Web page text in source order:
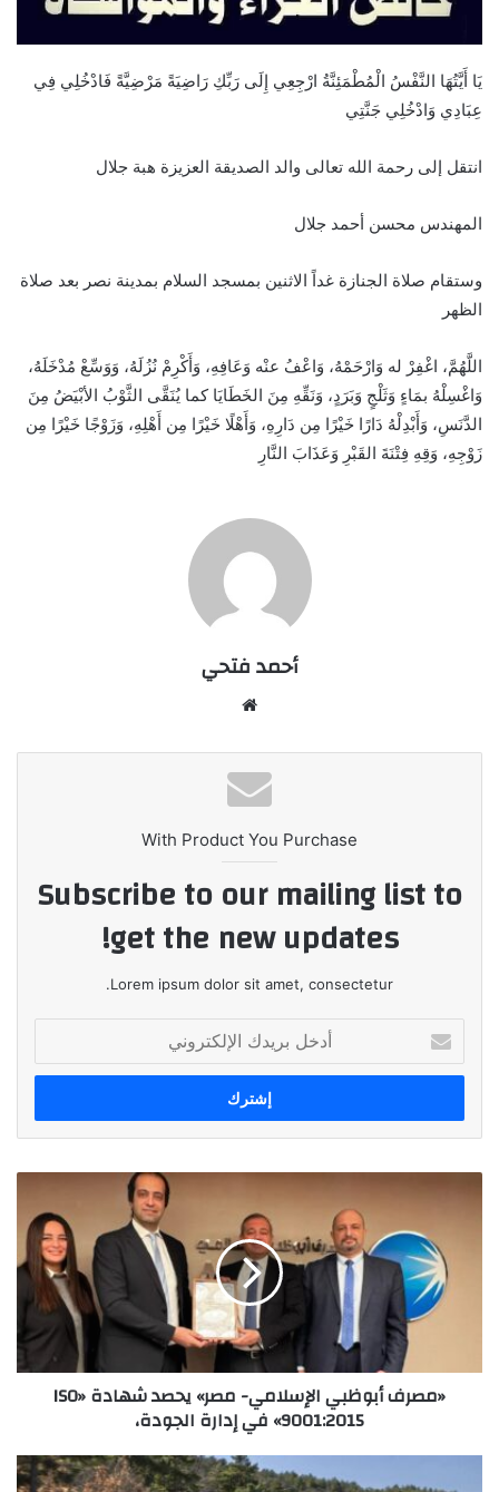
يَا أَيَّتُهَا النَّفْسُ الْمُطْمَئِنَّةُ ارْجِعِي إِلَى رَبِّكِ رَاضِيَةً مَرْضِيَّةً فَادْخُلِي فِي
عِبَادِي وَادْخُلِي جَنَّتِي
انتقل إلى رحمة الله تعالى والد الصديقة العزيزة هبة جلال
المهندس محسن أحمد جلال
وستقام صلاة الجنازة غداً الاثنين بمسجد السلام بمدينة نصر بعد صلاة
الظهر
اللَّهُمَّ، اغْفِرْ له وَارْحَمْهُ، وَاعْفُ عنْه وَعَافِهِ، وَأَكْرِمْ نُزُلَهُ، وَوَسِّعْ مُدْخَلَهُ،
وَاغْسِلْهُ بمَاءٍ وَثَلْجٍ وَبَرَدٍ، وَنَقِّهِ مِنَ الخَطَايَا كما يُنَقَّى الثَّوْبُ الأبْيَضُ مِنَ
الدَّنَسِ، وَأَبْدِلْهُ دَارًا خَيْرًا مِن دَارِهِ، وَأَهْلًا خَيْرًا مِن أَهْلِهِ، وَزَوْجًا خَيْرًا مِن
زَوْجِهِ، وَقِهِ فِتْنَةَ القَبْرِ وَعَذَابَ النَّارِ
أحمد فتحي
With Product You Purchase
Subscribe to our mailing list to
get the new updates!
Lorem ipsum dolor sit amet, consectetur.
بريدك
الإلكتروني
الإسلامي-
شهادة
9001:2015»
في
«مصرف أبوظبي الإسلامي- مصر» يحصد شهادة «ISO
9001:2015» في إدارة الجودة،